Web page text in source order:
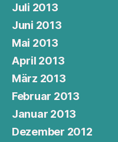
Juli 2013
Juni 2013
Mai 2013
April 2013
März 2013
Februar 2013
Januar 2013
Dezember 2012